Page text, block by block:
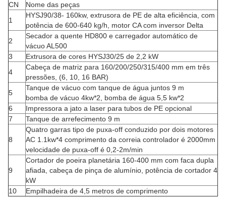
CN
Nome das peças
1
HYSJ90/38- 160kw, extrusora de PE de alta eficiência, com
potência de 600-640 kg/h, motor CA com inversor Delta
2
Secador a quente HD800 e carregador automático de
vácuo AL500
3
Extrusora de cores HYSJ30/25 de 2,2 kW
4
Cabeça de matriz para 160/200/250/315/400 mm em três
pressões, (6, 10, 16 BAR)
5
Tanque de vácuo com tanque de água juntos 9 m
bomba de vácuo 4kw*2, bomba de água 5,5 kw*2
6
Impressora a jato a laser para tubos de PE opcional
7
Tanque de arrefecimento 9 m
8
Quatro garras tipo de puxa-off conduzido por dois motores
AC 1.1kw*4 comprimento da correia controlador é 2000mm
velocidade de puxa-off é 0,2-2m/min
9
Cortador de poeira planetária 160-400 mm com faca dupla
afiada, cabeça de pinça de alumínio, potência de cortador 4
kW
10
Empilhadeira de 4,5 metros de comprimento